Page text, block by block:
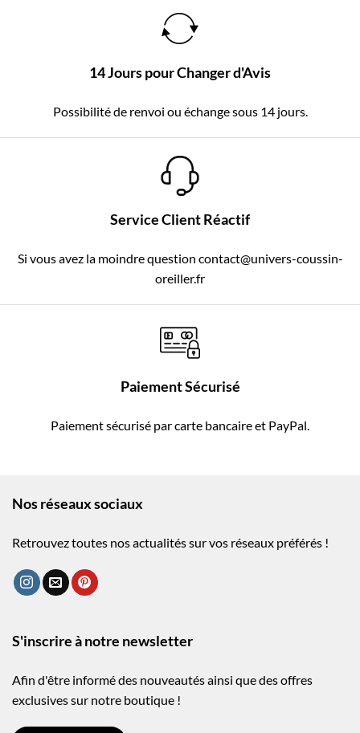
14 Jours pour Changer d'Avis
Possibilité de renvoi ou échange sous 14 jours.
Service Client Réactif
Si vous avez la moindre question contact@univers-coussin-
oreiller.fr
Paiement Sécurisé
Paiement sécurisé par carte bancaire et PayPal.
Nos réseaux sociaux
Retrouvez toutes nos actualités sur vos réseaux préférés !
S'inscrire à notre newsletter
Afin d'être informé des nouveautés ainsi que des offres
exclusives sur notre boutique !